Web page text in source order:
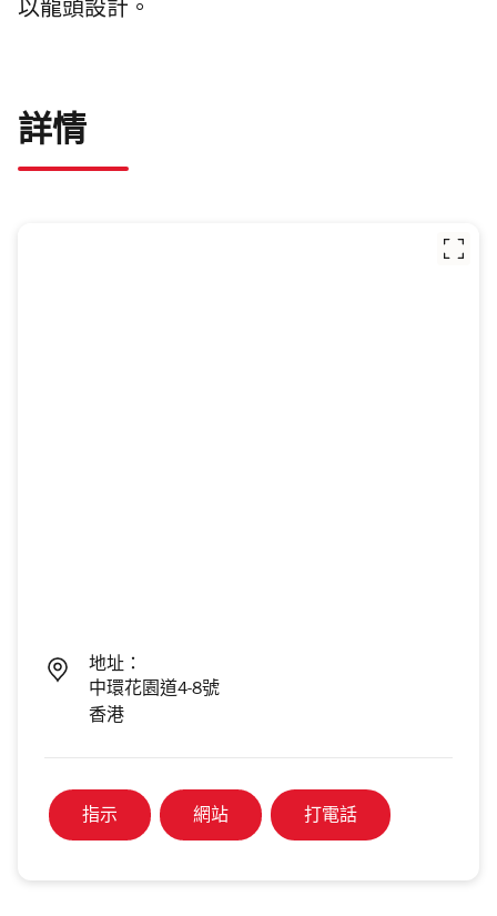
以龍頭設計。
詳情
地址：
中環花園道4-8號
香港
指示 網站 打電話